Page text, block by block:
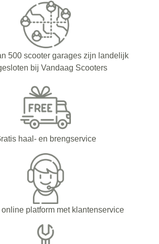
500 scooter garages zijn landelijk
bij Vandaag Scooters
haal- en brengservice
platform met klantenservice